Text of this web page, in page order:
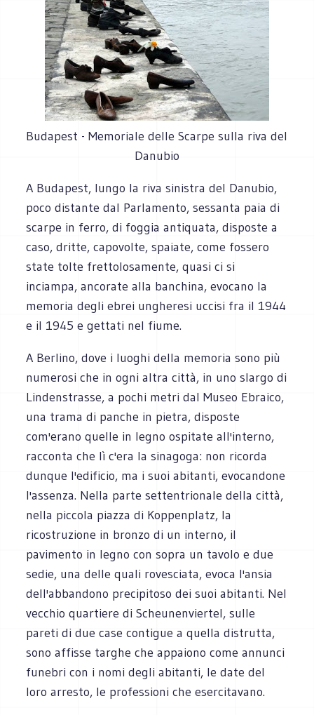
Budapest - Memoriale delle Scarpe sulla riva del
Danubio
A Budapest, lungo la riva sinistra del Danubio,
poco distante dal Parlamento, sessanta paia di
scarpe in ferro, di foggia antiquata, disposte a
caso, dritte, capovolte, spaiate, come fossero
state tolte frettolosamente, quasi ci si
inciampa, ancorate alla banchina, evocano la
memoria degli ebrei ungheresi uccisi fra il 1944
e il 1945 e gettati nel fiume.
A Berlino, dove i luoghi della memoria sono più
numerosi che in ogni altra città, in uno slargo di
Lindenstrasse, a pochi metri dal Museo Ebraico,
una trama di panche in pietra, disposte
com'erano quelle in legno ospitate all'interno,
racconta che lì c'era la sinagoga: non ricorda
dunque l'edificio, ma i suoi abitanti, evocandone
l'assenza. Nella parte settentrionale della città,
nella piccola piazza di Koppenplatz, la
ricostruzione in bronzo di un interno, il
pavimento in legno con sopra un tavolo e due
sedie, una delle quali rovesciata, evoca l'ansia
dell'abbandono precipitoso dei suoi abitanti. Nel
vecchio quartiere di Scheunenviertel, sulle
pareti di due case contigue a quella distrutta,
sono affisse targhe che appaiono come annunci
funebri con i nomi degli abitanti, le date del
loro arresto, le professioni che esercitavano.